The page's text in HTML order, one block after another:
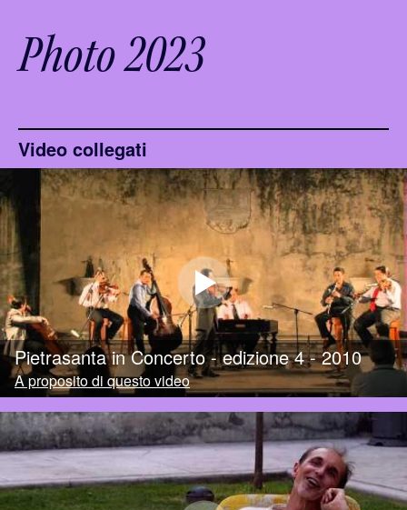
Photo 2023
Video collegati
Pietrasanta in Concerto - edizione 4 - 2010
A proposito di questo video